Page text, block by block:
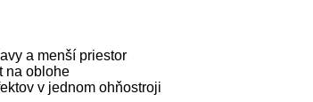
a menší priestor
na oblohe
v jednom ohňostroji